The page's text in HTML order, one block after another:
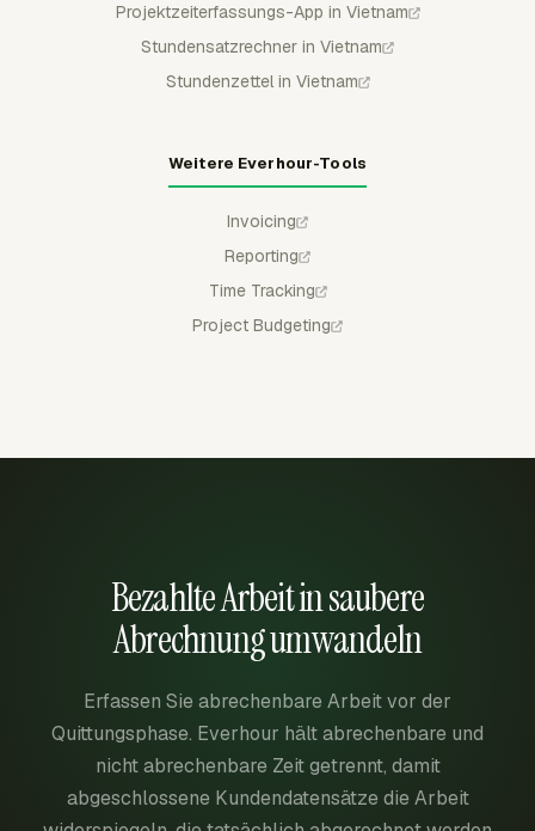
Projektzeiterfassungs-App in Vietnam
Stundensatzrechner in Vietnam
Stundenzettel in Vietnam
Weitere Everhour-Tools
Invoicing
Reporting
Time Tracking
Project Budgeting
Bezahlte Arbeit in saubere
Abrechnung umwandeln
Erfassen Sie abrechenbare Arbeit vor der
Quittungsphase. Everhour hält abrechenbare und
nicht abrechenbare Zeit getrennt, damit
abgeschlossene Kundendatensätze die Arbeit